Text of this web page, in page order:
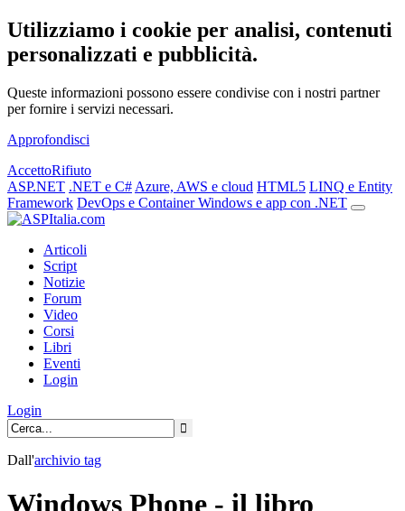
Utilizziamo i cookie per analisi, contenuti
personalizzati e pubblicità.
Queste informazioni possono essere condivise con i nostri partner
per fornire i servizi necessari.
Approfondisci
AccettoRifiuto
ASP.NET .NET e C# Azure, AWS e cloud HTML5 LINQ e Entity
Framework DevOps e ContainerWindows e app con .NET
Articoli
Script
Notizie
Forum
Video
Corsi
Libri
Eventi
Login
Login
Dall'archivio tag
Windows Phone - il libro